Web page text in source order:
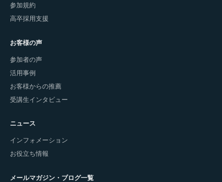
参加規約
高卒採用支援
お客様の声
参加者の声
活用事例
お客様からの推薦
受講生インタビュー
ニュース
インフォメーション
お役立ち情報
メールマガジン・ブログ一覧